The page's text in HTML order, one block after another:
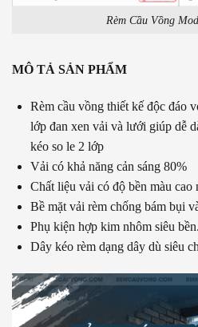
Rèm Cầu Vồng
MÔ TẢ SẢN PHẨM
Rèm cầu vồng thiết kế độc đáo
lớp đan xen vải và lưới giúp dễ
kéo so le 2 lớp
Vải có khả năng cản sáng 80%
Chất liệu vải có độ bền màu cao
Bề mặt vải rèm chống bám bụi
Phụ kiện hợp kim nhôm siêu bền.
Dây kéo rèm dạng dây dù siêu